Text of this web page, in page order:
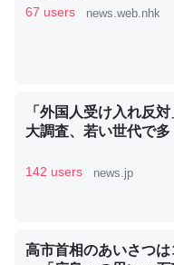
論文では「淡水はカル
利だから両方が拮抗し
いる鋏角類（カブトガ
─ニュース :: 【研究発表】
いのか」に関する新仮説
これを元に考えるとカ
67 users news.web.nhk
「外国人受け入れ反
大調査、若い世代で
142 users news.jp
高市首相のあいさつは